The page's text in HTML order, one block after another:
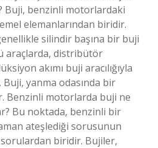
Buji, benzinli motorlardaki
elemanlarından biridir.
silindir başına bir buji
araçlarda, distribütör
akımı buji aracılığıyla
yanma odasında bir
Benzinli motorlarda buji ne
Bu noktada, benzinli bir
ateşlediği sorusunun
sorulardan biridir. Bujiler,